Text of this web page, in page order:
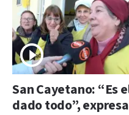
San Cayetano: “Es
dado todo”,